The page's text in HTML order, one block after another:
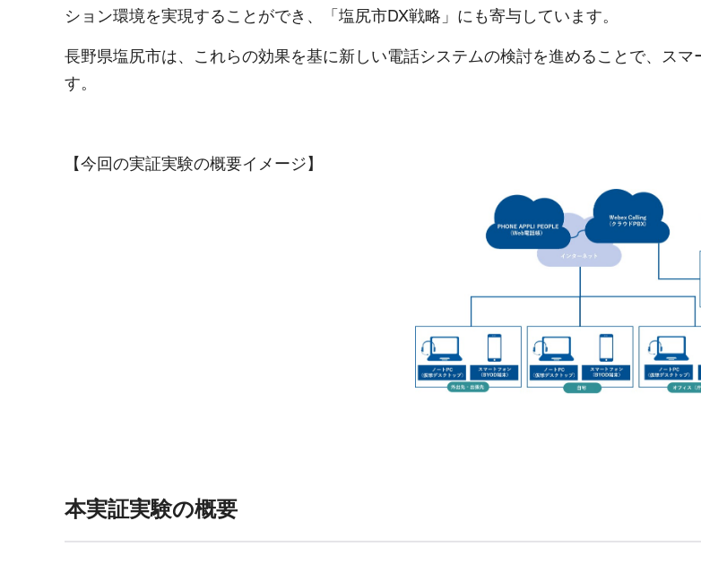
ション環境を実現することができ、「塩尻市DX戦略」にも寄与しています。
長野県塩尻市は、これらの効果を基に新しい電話システムの検討を進めることで、ス
す。
【今回の実証実験の概要イメージ】
本実証実験の概要